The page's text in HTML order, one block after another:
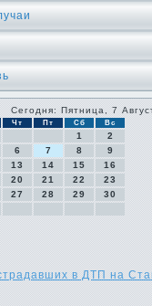
Сегодня: Пятница, 7
Чт Пт Сб Вс
1
2
6 7 8
9
13 14 15
16
20 21 22
23
27 28 29
30
в ДТП на